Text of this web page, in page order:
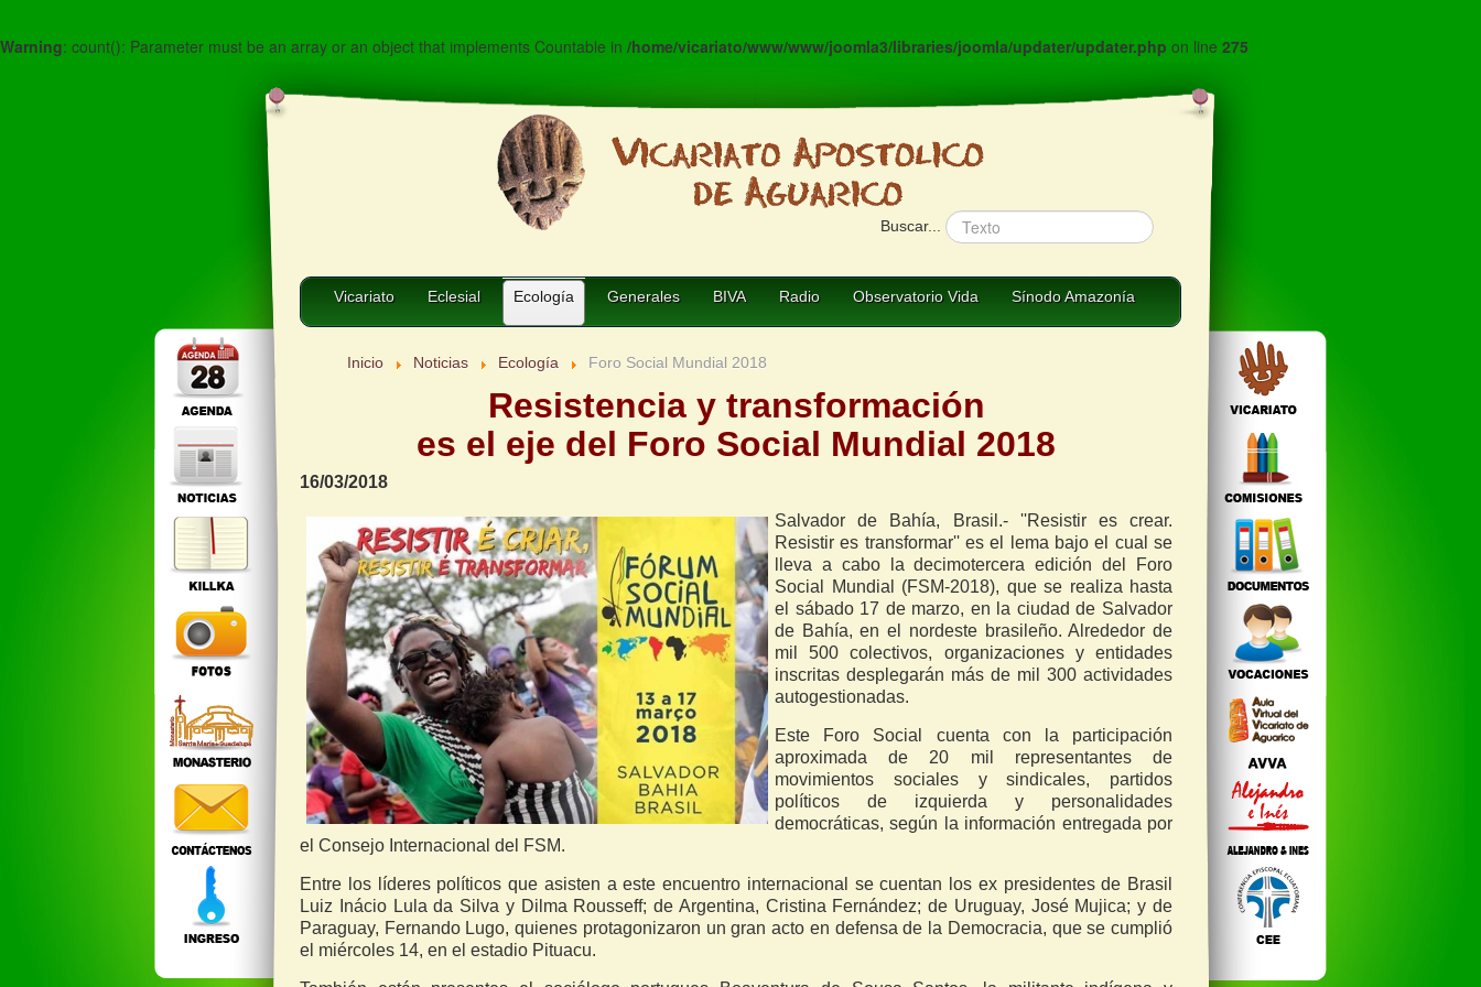
Warning: count(): Parameter must be an array or an object that implements Countable in /home/vicariato/www/www/joomla3/libraries/joomla/updater/updater.php on line 275
Buscar...
Vicariato Eclesial Ecología Generales BIVA Radio Observatorio Vida Sínodo Amazonía
Inicio Noticias Ecología Foro Social Mundial 2018
Resistencia y transformación
es el eje del Foro Social Mundial 2018
16/03/2018
Salvador de Bahía, Brasil.- ''Resistir es crear.
Resistir es transformar'' es el lema bajo el cual se
lleva a cabo la decimotercera edición del Foro
Social Mundial (FSM-2018), que se realiza hasta
el sábado 17 de marzo, en la ciudad de Salvador
de Bahía, en el nordeste brasileño. Alrededor de
mil 500 colectivos, organizaciones y entidades
inscritas desplegarán más de mil 300 actividades
autogestionadas.
Este Foro Social cuenta con la participación
aproximada de 20 mil representantes de
movimientos sociales y sindicales, partidos
políticos de izquierda y personalidades
democráticas, según la información entregada por
el Consejo Internacional del FSM.
Entre los líderes políticos que asisten a este encuentro internacional se cuentan los ex presidentes de Brasil
Luiz Inácio Lula da Silva y Dilma Rousseff; de Argentina, Cristina Fernández; de Uruguay, José Mujica; y de
Paraguay, Fernando Lugo, quienes protagonizaron un gran acto en defensa de la Democracia, que se cumplió
el miércoles 14, en el estadio Pituacu.